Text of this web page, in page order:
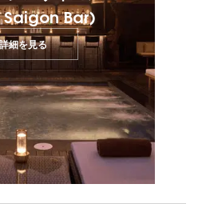
Bar)
詳細を見る